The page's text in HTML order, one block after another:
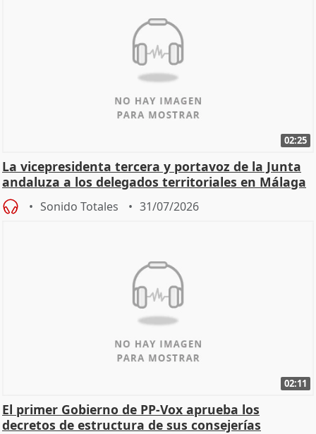
02:25
La vicepresidenta tercera y portavoz de la Junta
andaluza a los delegados territoriales en Málaga
Sonido Totales 31/07/2026
02:11
El primer Gobierno de PP-Vox aprueba los
decretos de estructura de sus consejerías